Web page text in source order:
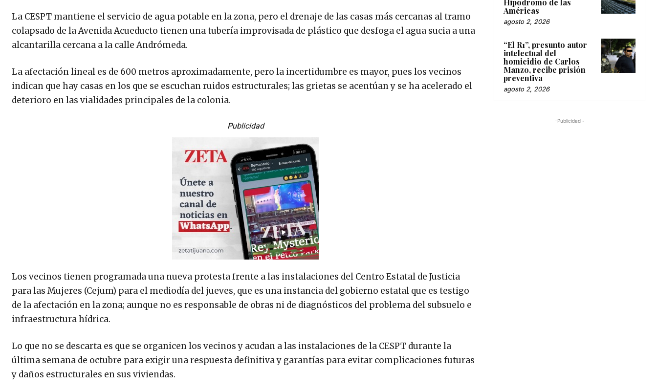
La CESPT mantiene el servicio de agua potable en la zona, pero el drenaje de las casas más cercanas al tramo
colapsado de la Avenida Acueducto tienen una tubería improvisada de plástico que desfoga el agua sucia a una
alcantarilla cercana a la calle Andrómeda.
La afectación lineal es de 600 metros aproximadamente, pero la incertidumbre es mayor, pues los vecinos
indican que hay casas en los que se escuchan ruidos estructurales; las grietas se acentúan y se ha acelerado el
deterioro en las vialidades principales de la colonia.
Publicidad
Los vecinos tienen programada una nueva protesta frente a las instalaciones del Centro Estatal de Justicia
para las Mujeres (Cejum) para el mediodía del jueves, que es una instancia del gobierno estatal que es testigo
de la afectación en la zona; aunque no es responsable de obras ni de diagnósticos del problema del subsuelo e
infraestructura hídrica.
Lo que no se descarta es que se organicen los vecinos y acudan a las instalaciones de la CESPT durante la
última semana de octubre para exigir una respuesta definitiva y garantías para evitar complicaciones futuras
y daños estructurales en sus viviendas.
Hipódromo de las
Américas
agosto 2, 2026
“El R1”, presunto autor
intelectual del
homicidio de Carlos
Manzo, recibe prisión
preventiva
agosto 2, 2026
-Publicidad -